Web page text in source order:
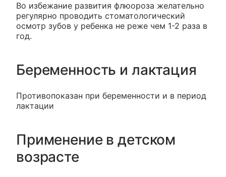
Во избежание развития флюороза желательно
регулярно проводить стоматологический
осмотр зубов у ребенка не реже чем 1-2 раза в
год.
Беременность и лактация
Противопоказан при беременности и в период
лактации
Применение в детском
возрасте